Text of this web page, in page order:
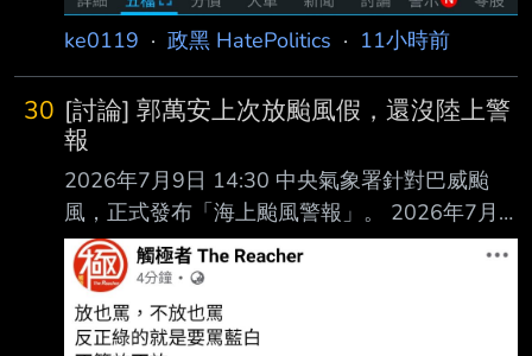
ke0119 · 政黑 HatePolitics · 11小時前
30 [討論] 郭萬安上次放颱風假，還沒陸上警
報
2026年7月9日 14:30 中央氣象署針對巴威颱
風，正式發布「海上颱風警報」。 2026年7月9
日 20:00 郭萬安經「北北基桃」四市既有平台討
論達成共識後，正式宣布 7 月 10 日「停止上班
上課」。 2026年7月10日 02:30 隨著颱風暴風
圈逼近台灣陸地，中央氣象署進一步發布「海上